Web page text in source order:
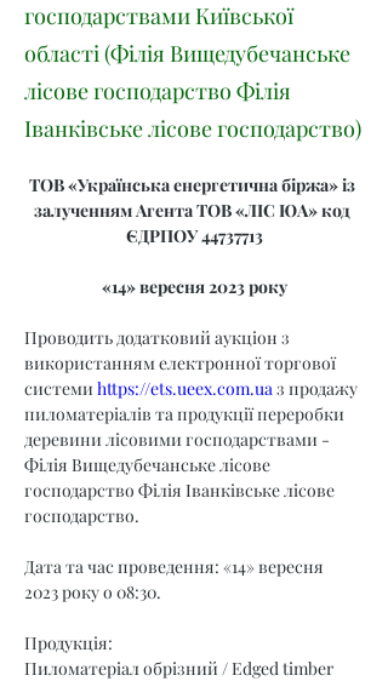
господарствами Київської
області (Філія Вищедубечанське
лісове господарство Філія
Іванківське лісове господарство)
ТОВ «Українська енергетична біржа» із
залученням Агента ТОВ «ЛІС ЮА» код
ЄДРПОУ 44737713
«14» вересня 2023 року
Проводить додатковий аукціон з
використанням електронної торгової
системи https://ets.ueex.com.ua з продажу
пиломатеріалів та продукції переробки
деревини лісовими господарствами -
Філія Вищедубечанське лісове
господарство Філія Іванківське лісове
господарство.
Дата та час проведення: «14» вересня
2023 року о 08:30.
Продукція:
Пиломатеріал обрізний / Edged timber